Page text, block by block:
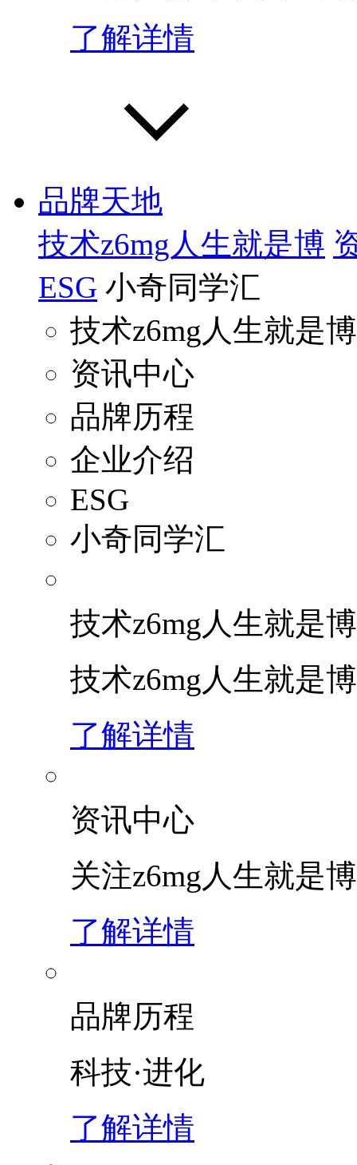
了解详情
品牌天地
技术z6mg人生就是博
ESG 小奇同学汇
技术z6mg人生就是博
资讯中心
品牌历程
企业介绍
ESG
小奇同学汇
技术z6mg人生就是博
技术z6mg人生就是
了解详情
资讯中心
关注z6mg人生就是博
了解详情
品牌历程
科技·进化
了解详情